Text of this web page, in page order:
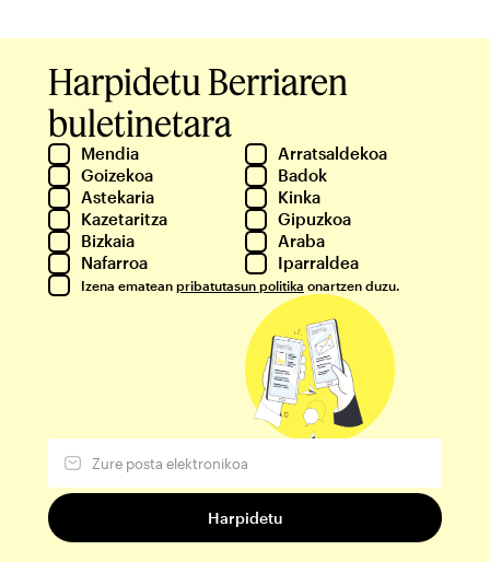
Harpidetu Berriaren
buletinetara
Mendia
Arratsaldekoa
Goizekoa
Badok
Astekaria
Kinka
Kazetaritza
Gipuzkoa
Bizkaia
Araba
Nafarroa
Iparraldea
Izena ematean pribatutasun politika onartzen duzu.